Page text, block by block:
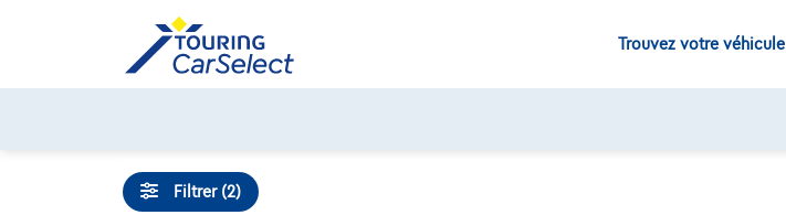
Trouvez votre véhicule
Filtrer (2)